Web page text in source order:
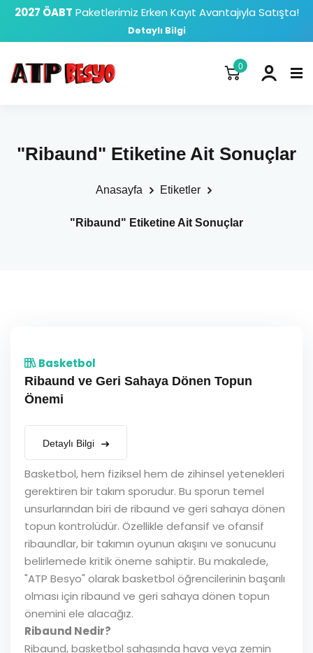
2027 ÖABT Paketlerimiz Erken Kayıt Avantajıyla Satışta!
Detaylı Bilgi
0
"Ribaund" Etiketine Ait Sonuçlar
Anasayfa Etiketler
"Ribaund" Etiketine Ait Sonuçlar
Basketbol
Ribaund ve Geri Sahaya Dönen Topun
Önemi
Detaylı Bilgi
Basketbol, hem fiziksel hem de zihinsel yetenekleri
gerektiren bir takım sporudur. Bu sporun temel
unsurlarından biri de ribaund ve geri sahaya dönen
topun kontrolüdür. Özellikle defansif ve ofansif
ribaundlar, bir takımın oyunun akışını ve sonucunu
belirlemede kritik öneme sahiptir. Bu makalede,
"ATP Besyo" olarak basketbol öğrencilerinin başarılı
olması için ribaund ve geri sahaya dönen topun
önemini ele alacağız.
Ribaund Nedir?
Ribaund, basketbol sahasında hava veya zemin